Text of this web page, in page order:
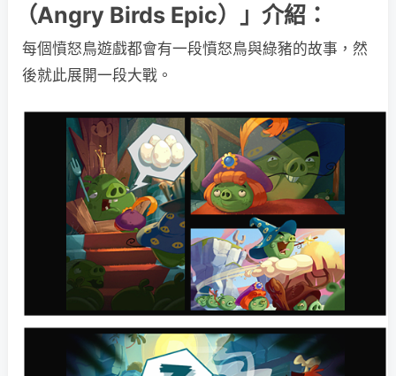
（Angry Birds Epic）」介紹：
每個憤怒鳥遊戲都會有一段憤怒鳥與綠豬的故事，然
後就此展開一段大戰。